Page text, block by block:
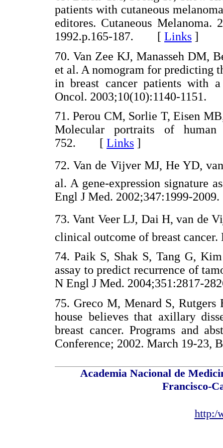
patients with cutaneous
editores. Cutaneous
1992.p.165-187. [ Links ]
70. Van Zee KJ, Manasseh DM,
et al. A nomogram for predicting
in breast cancer patients with
Oncol. 2003;10(10):1140-
71. Perou CM, Sorlie T, Eisen
Molecular portraits of human
752. [ Links ]
72. Van de Vijver MJ, He YD,
al. A gene-expression signature
Engl J Med. 2002;347:1999-
73. Vant Veer LJ, Dai H, van de
clinical outcome of breast
74. Paik S, Shak S, Tang G,
assay to predict recurrence of
N Engl J Med.
75. Greco M, Menard S,
house believes that axillary
breast cancer. Programs and
Conference; 2002. March 19-
Academia Nacional de
Francisco-
http:/